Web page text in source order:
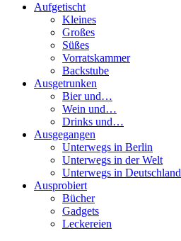
Aufgetischt
Kleines
Großes
Süßes
Vorratskammer
Backstube
Ausgetrunken
Bier und…
Wein und…
Drinks und…
Ausgegangen
Unterwegs in Berlin
Unterwegs in der Welt
Unterwegs in Deutschland
Ausprobiert
Bücher
Gadgets
Leckereien